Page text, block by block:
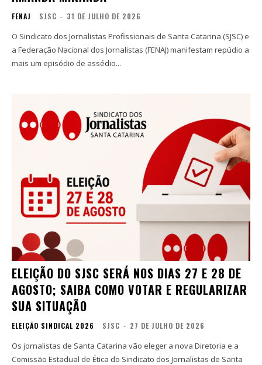
FENAJ SJSC - 31 DE JULHO DE 2026
O Sindicato dos Jornalistas Profissionais de Santa Catarina (SJSC) e
a Federação Nacional dos Jornalistas (FENAJ) manifestam repúdio a
mais um episódio de assédio...
ELEIÇÃO DO SJSC SERÁ NOS DIAS 27 E 28 DE
AGOSTO; SAIBA COMO VOTAR E REGULARIZAR
SUA SITUAÇÃO
ELEIÇÃO SINDICAL 2026 SJSC - 27 DE JULHO DE 2026
Os jornalistas de Santa Catarina vão eleger a nova Diretoria e a
Comissão Estadual de Ética do Sindicato dos Jornalistas de Santa